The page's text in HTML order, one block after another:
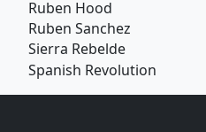
Ruben Hood
Ruben Sanchez
Sierra Rebelde
Spanish Revolution